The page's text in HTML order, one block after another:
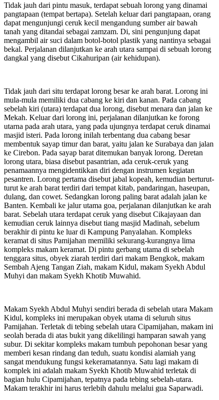
Tidak jauh dari pintu masuk, terdapat sebuah lorong yang dinamai
pangtapaan (tempat bertapa). Setelah keluar dari pangtapaan, orang
dapat mengunjungi ceruk kecil mengandung sumber air bawah
tanah yang ditandai sebagai zamzam. Di, sini pengunjung dapat
mengambil air suci dalam botol-botol plastik yang nantinya sebagai
bekal. Perjalanan dilanjutkan ke arah utara sampai di sebuah lorong
dangkal yang disebut Cikahuripan (air kehidupan).
Tidak jauh dari situ terdapat lorong besar ke arah barat. Lorong ini
mula-mula memiliki dua cabang ke kiri dan kanan. Pada cabang
sebelah kiri (utara) terdapat dua lorong, disebut menara dan jalan ke
Mekah. Keluar dari lorong ini, perjalanan dilanjutkan ke forong
utarna pada arah utara, yang pada ujungnya terdapat ceruk dinamai
masjid isteri. Pada lorong inilah terbentang dua cabang besar
membentuk sayap timur dan barat, yaitu jalan ke Surabaya dan jalan
ke Cirebon. Pada sayap barat ditemukan banyak lorong. Deretan
lorong utara, biasa disebut pasantrian, ada ceruk-ceruk yang
penamaannya mengidentikkan diri dengan instrumen kegiatan
pesantren. Lorong pertama disebut jabal kopeah, kemudian berturut-
turut ke arah barat terdiri dari tempat kitab, pandaringan, haseupan,
dulang, dan cowet. Sedangkan lorong paling barat adalah jalan ke
Banten. Kembali ke jalur utama goa, perjalanan dilanjutkan ke arah
barat. Sebelah utara terdapat ceruk yang disebut Cikajayaan dan
kemudian ceruk lainnya disebut tiang masjid Madinah, sebelum
berakhir di pintu ke luar di Kampung Panyalahan. Kompleks
keramat di situs Pamijahan memiliki sekurang-kurangnya lima
kompleks makam keramat. Di pintu gerbang utama di sebelah
tenggara situs, obyek ziarah terdiri dari makam Bengkok, makam
Sembah Ajeng Tangan Ziah, makam Kidul, makam Syekh Abdul
Muhyi dan makam Syekh Khotib Muwahid.
Makam Syekh Abdul Muhyi sendiri berada di sebelah utara Makam
Kidul, kompleks ini merupakan obyek utama di seluruh situs
Pamijahan. Terletak di tebing sebelah utara Cipamijahan, makam ini
seolah berada di atas bukit yang dikelilingi hamparan sawah yang
subur. Di sekitar kompleks makam tumbuh pepohonan besar yang
memberi kesan rindang dan teduh, suatu kondisi alamiah yang
sangat mendukung fungsi kekeramatannya. Satu lagi makam di
komplek ini adalah makam Syekh Khotib Muwahid terletak di
bagian hulu Cipamijahan, tepatnya pada tebing sebelah-utara.
Makam terakhir ini harus terlebih dahulu melalui gua Saparwadi.